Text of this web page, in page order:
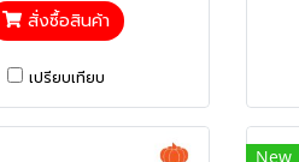
สั่งซื้อสินค้า
เปรียบเทียบ
New